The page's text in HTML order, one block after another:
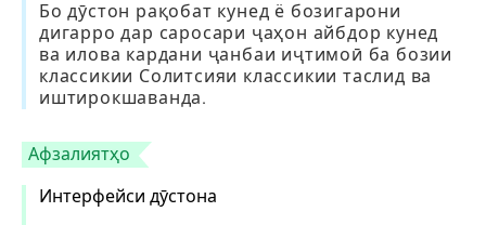
Бо дӯстон рақобат кунед ё бозигарони
дигарро дар саросари ҷаҳон айбдор кунед
ва илова кардани ҷанбаи иҷтимоӣ ба бозии
классикии Солитсияи классикии таслид ва
иштирокшаванда.
Афзалиятҳо
Интерфейси дӯстона